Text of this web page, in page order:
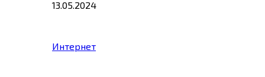
13.05.2024
Интернет